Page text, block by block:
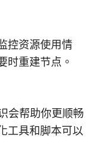
控资源使用情
时重建节点。
会帮助你更顺畅
工具和脚本可以